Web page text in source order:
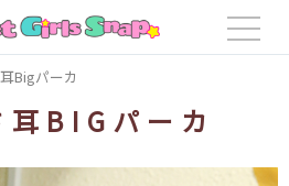
Bigパーカ
BIGパーカ